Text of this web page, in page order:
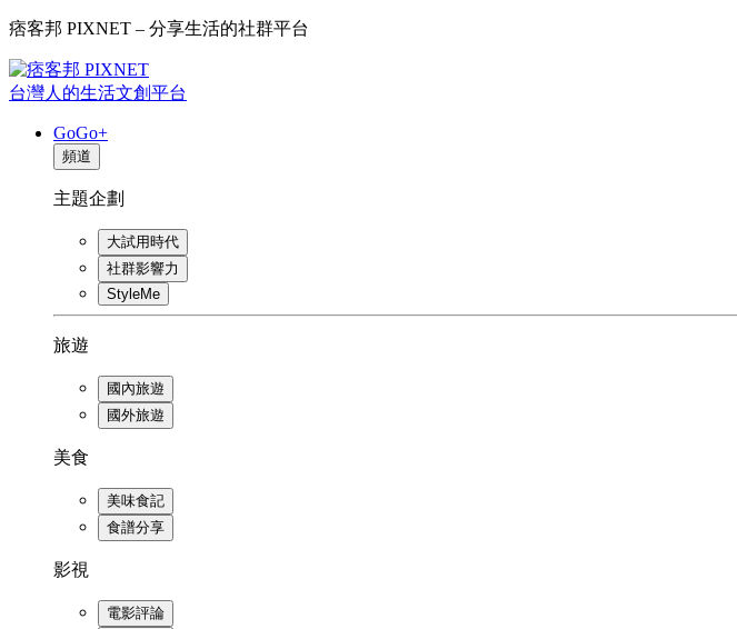
痞客邦 PIXNET – 分享生活的社群平台
台灣人的生活文創平台
GoGo+
頻道
主題企劃
大試用時代
社群影響力
StyleMe
旅遊
國內旅遊
國外旅遊
美食
美味食記
食譜分享
影視
電影評論